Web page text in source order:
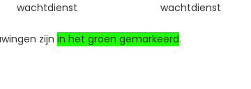
wachtdienst wachtdienst
zijn in het groen gemarkeerd.